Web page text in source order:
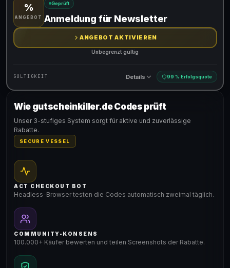
Gültig für teilnehmende Produkte
%
ANGEBOT
Geprüft
Anmeldung für Newsletter
ANGEBOT AKTIVIEREN
Unbegrenzt gültig
GÜLTIGKEIT Details 99 % Erfolgsquote
Gültig für teilnehmende Produkte
Wie gutscheinkiller.de Codes prüft
Unser 3-stufiges System sorgt für aktive und zuverlässige
Rabatte.
SECURE VESSEL
ACT CHECKOUT BOT
Headless-Browser testen die Codes automatisch zweimal täglich.
COMMUNITY-KONSENS
100.000+ Käufer bewerten und teilen Screenshots der Rabatte.